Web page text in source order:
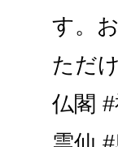
す。
ただ
仏閣